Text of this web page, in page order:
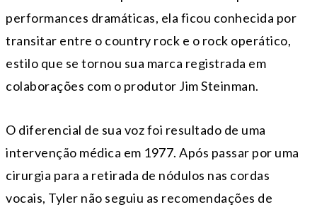
performances dramáticas, ela ficou conhecida por
transitar entre o country rock e o rock operático,
estilo que se tornou sua marca registrada em
colaborações com o produtor Jim Steinman.
O diferencial de sua voz foi resultado de uma
intervenção médica em 1977. Após passar por uma
cirurgia para a retirada de nódulos nas cordas
vocais, Tyler não seguiu as recomendações de